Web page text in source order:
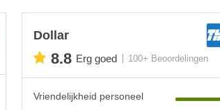
Dollar
8.8 Erg goed 100+ Beoordelingen
Vriendelijkheid personeel